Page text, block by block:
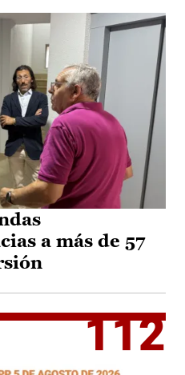
a más de 57
112